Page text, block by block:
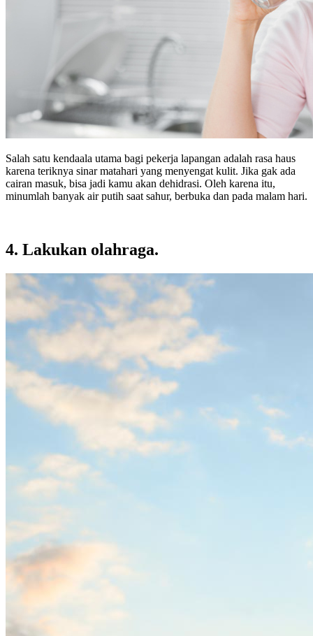
Salah satu kendaala utama bagi pekerja lapangan adalah rasa haus
karena teriknya sinar matahari yang menyengat kulit. Jika gak ada
cairan masuk, bisa jadi kamu akan dehidrasi. Oleh karena itu,
minumlah banyak air putih saat sahur, berbuka dan pada malam hari.
4. Lakukan olahraga.